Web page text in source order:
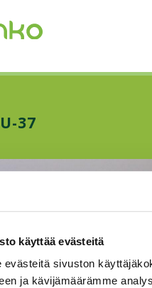
käyttää evästeitä
evästeitä sivuston
ja kävijämäärämme
37